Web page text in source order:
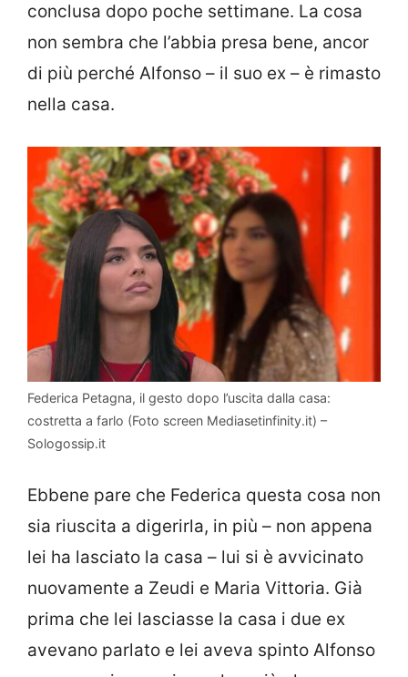
conclusa dopo poche settimane. La cosa
non sembra che l’abbia presa bene, ancor
di più perché Alfonso – il suo ex – è rimasto
nella casa.
Federica Petagna, il gesto dopo l’uscita dalla casa:
costretta a farlo (Foto screen Mediasetinfinity.it) –
Sologossip.it
Ebbene pare che Federica questa cosa non
sia riuscita a digerirla, in più – non appena
lei ha lasciato la casa – lui si è avvicinato
nuovamente a Zeudi e Maria Vittoria. Già
prima che lei lasciasse la casa i due ex
avevano parlato e lei aveva spinto Alfonso